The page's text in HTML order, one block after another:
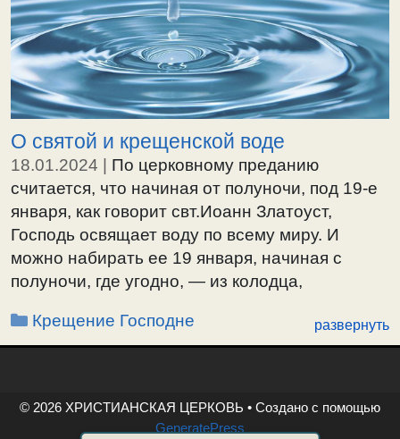
О святой и крещенской воде
18.01.2024
По церковному преданию
считается, что начиная от полуночи, под 19-е
января, как говорит свт.Иоанн Златоуст,
Господь освящает воду по всему миру. И
можно набирать ее 19 января, начиная с
полуночи, где угодно, — из колодца,
более чистая. Это и будет вам крещенская
вода на весь год. «Почему …
Рубрики
Крещение Господне развернуть
© 2026 ХРИСТИАНСКАЯ ЦЕРКОВЬ • Создано с помощью
GeneratePress